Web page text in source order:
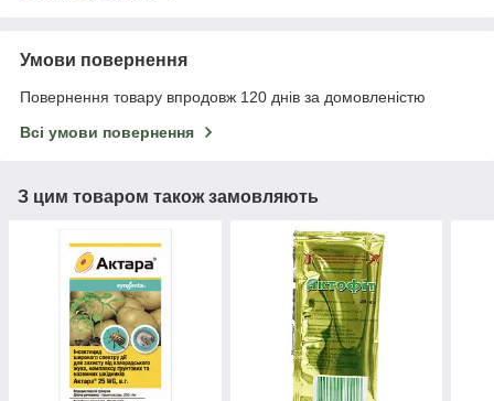
Умови повернення
Повернення товару впродовж 120 днів за домовленістю
Всі умови повернення
З цим товаром також замовляють